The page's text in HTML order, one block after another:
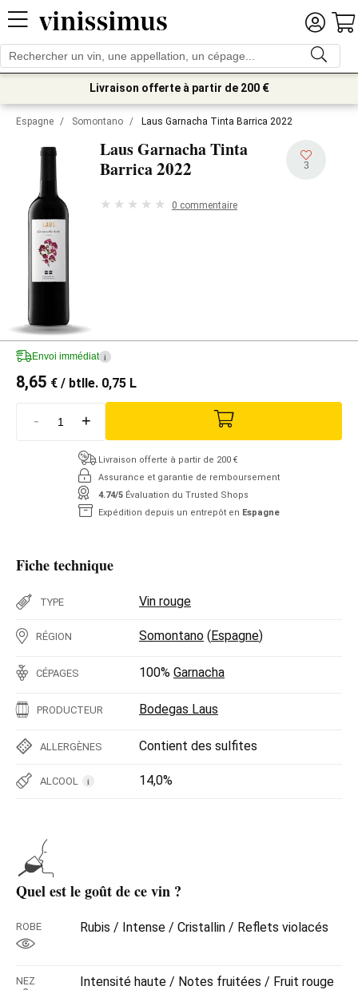
Livraison offerte à partir de 200 €
Espagne / Somontano / Laus Garnacha Tinta Barrica 2022
Laus Garnacha Tinta
Barrica2022 3
0 commentaire
Envoi immédiat i
8,65 € / btlle. 0,75 L
- +
Livraison offerte à partir de 200 €
Assurance et garantie de remboursement
4.74/5 Évaluation du Trusted Shops
Expédition depuis un entrepôt en Espagne
Fiche technique
TYPE Vin rouge
RÉGION Somontano (Espagne)
CÉPAGES 100% Garnacha
PRODUCTEUR Bodegas Laus
ALLERGÈNES Contient des sulfites
ALCOOL i 14,0%
Quel est le goût de ce vin ?
ROBE Rubis / Intense / Cristallin / Reflets violacés
NEZ
Intensité haute / Notes fruitées / Fruit rouge